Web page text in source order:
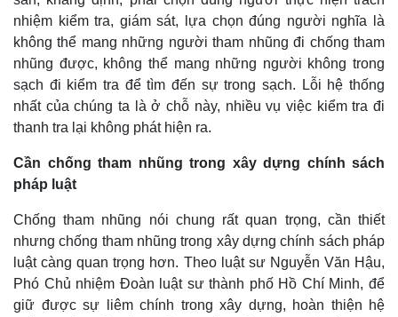
nhiệm kiểm tra, giám sát, lựa chọn đúng người nghĩa là
không thể mang những người tham nhũng đi chống tham
nhũng được, không thể mang những người không trong
sạch đi kiểm tra để tìm đến sự trong sạch. Lỗi hệ thống
nhất của chúng ta là ở chỗ này, nhiều vụ việc kiểm tra đi
thanh tra lại không phát hiện ra.
Cần chống tham nhũng trong xây dựng chính sách
pháp luật
Chống tham nhũng nói chung rất quan trọng, cần thiết
nhưng chống tham nhũng trong xây dựng chính sách pháp
luật càng quan trọng hơn. Theo luật sư Nguyễn Văn Hậu,
Phó Chủ nhiệm Đoàn luật sư thành phố Hồ Chí Minh, để
giữ được sự liêm chính trong xây dựng, hoàn thiện hệ